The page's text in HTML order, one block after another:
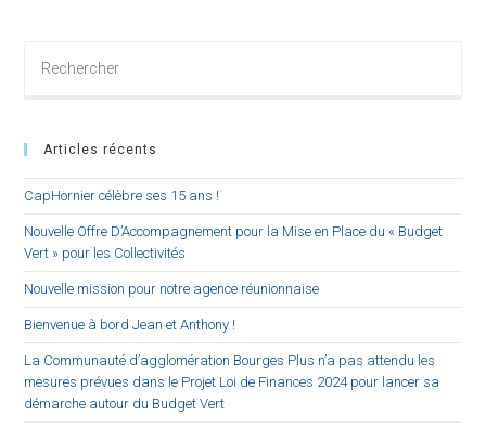
sur
Articles récents
CapHornier célèbre ses 15 ans !
Nouvelle Offre D’Accompagnement pour la Mise en Place du « Budget
Vert » pour les Collectivités
Nouvelle mission pour notre agence réunionnaise
Bienvenue à bord Jean et Anthony !
La Communauté d’agglomération Bourges Plus n’a pas attendu les
mesures prévues dans le Projet Loi de Finances 2024 pour lancer sa
démarche autour du Budget Vert